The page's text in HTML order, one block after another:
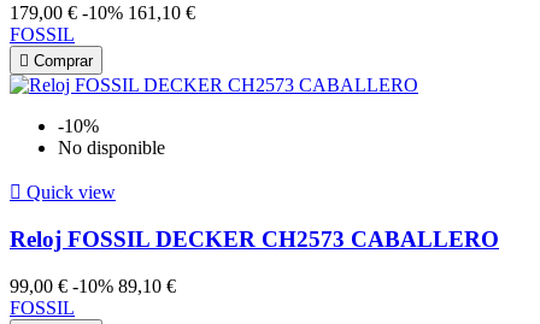
179,00 € -10% 161,10 €
FOSSIL
 Comprar
-10%
No disponible
 Quick view
Reloj FOSSIL DECKER CH2573 CABALLERO
99,00 € -10% 89,10 €
FOSSIL